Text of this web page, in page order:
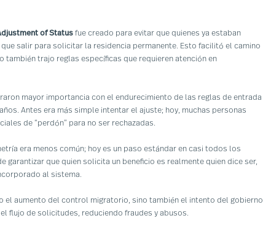
of Status fue creado para evitar que quienes ya estaban
salir para solicitar la residencia permanente. Esto facilitó el camino
también trajo reglas específicas que requieren atención en
mayor importancia con el endurecimiento de las reglas de entrada
Antes era más simple intentar el ajuste; hoy, muchas personas
de “perdón” para no ser rechazadas.
era menos común; hoy es un paso estándar en casi todos los
garantizar que quien solicita un beneficio es realmente quien dice ser,
al sistema.
el aumento del control migratorio, sino también el intento del gobierno
flujo de solicitudes, reduciendo fraudes y abusos.